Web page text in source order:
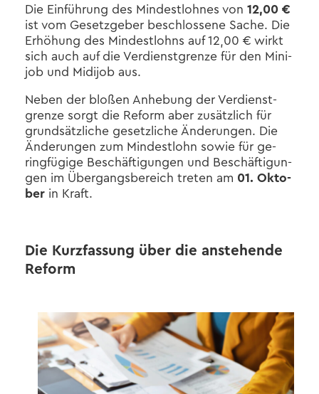
Die Ein­füh­rung des Min­dest­loh­nes von12,00 €
ist vom Ge­setz­ge­ber be­schlos­se­ne Sache. Die
Er­hö­hung des Min­dest­lohns auf 12,00 € wirkt
sich auch auf die Ver­dienst­gren­ze für den Mi­ni­
job und Mi­di­job aus.
Neben der blo­ßen An­he­bung der Ver­dienst­
gren­ze sorgt die Re­form aber zu­sätz­lich für
grund­sätz­li­che ge­setz­li­che Än­de­run­gen. Die
Än­de­run­gen zum Min­dest­lohn sowie für ge­
ring­fü­gi­ge Be­schäf­ti­gun­gen und Be­schäf­ti­gun­
gen im Über­gangs­be­reich tre­ten am 01. Ok­to­
ber in Kraft.
Die Kurz­fas­sung über die an­ste­hen­de
Re­form